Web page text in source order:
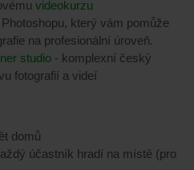
videokurzu
který vám pomůže
na profesionální úroveň.
studio - komplexní český
fotografií a videí
domů
účastník hradí na místě (pro